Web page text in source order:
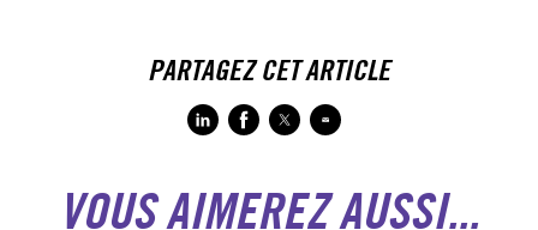
PARTAGEZ CET ARTICLE
VOUS AIMEREZ AUSSI...